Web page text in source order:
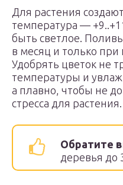
Для растения
температура —
быть светлое.
в месяц и только
Удобрять цветок не
температуры и
а плавно, чтобы не
стресса для растения.
Обратите
деревья до